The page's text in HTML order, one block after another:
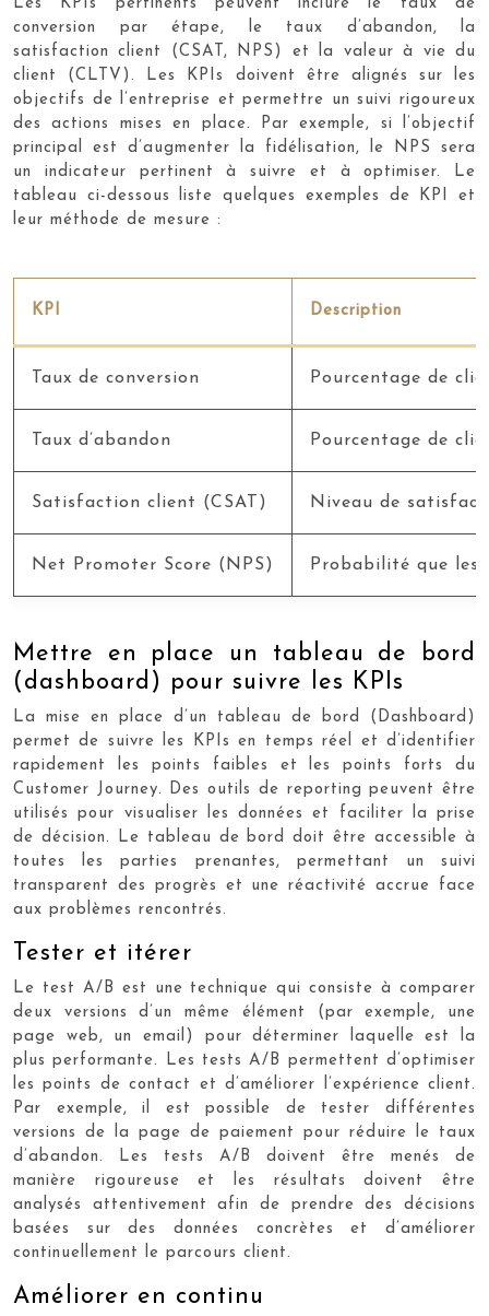
Les KPIs pertinents peuvent inclure le taux de
conversion par étape, le taux d’abandon, la
satisfaction client (CSAT, NPS) et la valeur à vie du
client (CLTV). Les KPIs doivent être alignés sur les
objectifs de l’entreprise et permettre un suivi rigoureux
des actions mises en place. Par exemple, si l’objectif
principal est d’augmenter la fidélisation, le NPS sera
un indicateur pertinent à suivre et à optimiser. Le
tableau ci-dessous liste quelques exemples de KPI et
leur méthode de mesure :
KPI Description
Taux de conversion Pourcentage de
Taux d’abandon Pourcentage de
Satisfaction client (CSAT) Niveau de
Net Promoter Score (NPS) Probabilité que les
Mettre en place un tableau de bord
(dashboard) pour suivre les KPIs
La mise en place d’un tableau de bord (Dashboard)
permet de suivre les KPIs en temps réel et d’identifier
rapidement les points faibles et les points forts du
Customer Journey. Des outils de reporting peuvent être
utilisés pour visualiser les données et faciliter la prise
de décision. Le tableau de bord doit être accessible à
toutes les parties prenantes, permettant un suivi
transparent des progrès et une réactivité accrue face
aux problèmes rencontrés.
Tester et itérer
Le test A/B est une technique qui consiste à comparer
deux versions d’un même élément (par exemple, une
page web, un email) pour déterminer laquelle est la
plus performante. Les tests A/B permettent d’optimiser
les points de contact et d’améliorer l’expérience client.
Par exemple, il est possible de tester différentes
versions de la page de paiement pour réduire le taux
d’abandon. Les tests A/B doivent être menés de
manière rigoureuse et les résultats doivent être
analysés attentivement afin de prendre des décisions
basées sur des données concrètes et d’améliorer
continuellement le parcours client.
Améliorer en continu